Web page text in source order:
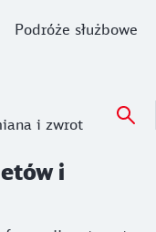
Podróże służbowe
i
i zwrot
i